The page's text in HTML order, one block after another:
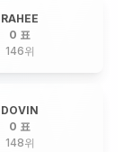
RAHEE
0 표
146위
DOVIN
0 표
148위